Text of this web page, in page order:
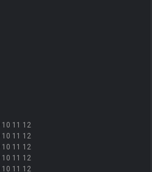
10 11 12
10 11 12
10 11 12
10 11 12
10 11 12